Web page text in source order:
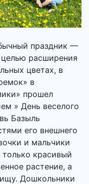
праздник —
расширения
цветах, в
в
прошел
» День веселого
Базыль
его внешнего
и мальчики
красивый
растение, а
Дошкольники